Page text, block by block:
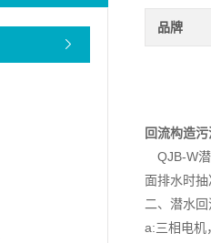
品牌
回流构造
QJB-W潜
面排水时
二、潜水
a:三相电机